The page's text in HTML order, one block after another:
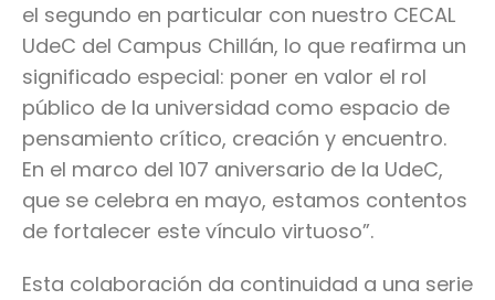
el segundo en particular con nuestro CECAL
UdeC del Campus Chillán, lo que reafirma un
significado especial: poner en valor el rol
público de la universidad como espacio de
pensamiento crítico, creación y encuentro.
En el marco del 107 aniversario de la UdeC,
que se celebra en mayo, estamos contentos
de fortalecer este vínculo virtuoso”.
Esta colaboración da continuidad a una serie